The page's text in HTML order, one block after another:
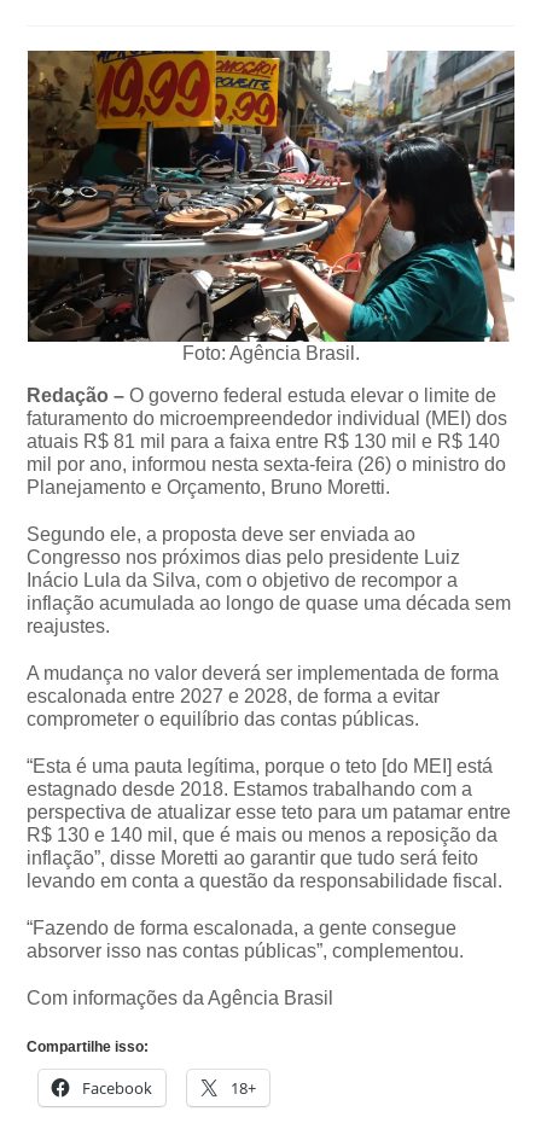
Foto: Agência Brasil.
Redação –O governo federal estuda elevar o limite de
faturamento do microempreendedor individual (MEI) dos
atuais R$ 81 mil para a faixa entre R$ 130 mil e R$ 140
mil por ano, informou nesta sexta-feira (26) o ministro do
Planejamento e Orçamento, Bruno Moretti.
Segundo ele, a proposta deve ser enviada ao
Congresso nos próximos dias pelo presidente Luiz
Inácio Lula da Silva, com o objetivo de recompor a
inflação acumulada ao longo de quase uma década sem
reajustes.
A mudança no valor deverá ser implementada de forma
escalonada entre 2027 e 2028, de forma a evitar
comprometer o equilíbrio das contas públicas.
“Esta é uma pauta legítima, porque o teto [do MEI] está
estagnado desde 2018. Estamos trabalhando com a
perspectiva de atualizar esse teto para um patamar entre
R$ 130 e 140 mil, que é mais ou menos a reposição da
inflação”, disse Moretti ao garantir que tudo será feito
levando em conta a questão da responsabilidade fiscal.
“Fazendo de forma escalonada, a gente consegue
absorver isso nas contas públicas”, complementou.
Com informações da Agência Brasil
Compartilhe isso:
Facebook 18+